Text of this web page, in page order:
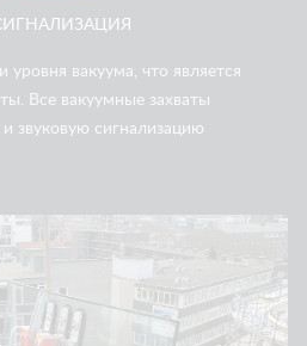
вакуума, что является
Все вакуумные захваты
звуковую сигнализацию